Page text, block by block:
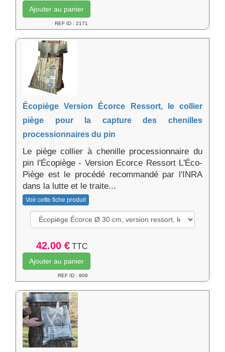
Ajouter au panier
REF ID : 2171
Écopiège Version Écorce Ressort, le collier
piège pour la capture des chenilles
processionnaires du pin
Le piège collier à chenille processionnaire du
pin l'Écopiège - Version Ecorce Ressort L'Éco-
Piège est le procédé recommandé par l'INRA
dans la lutte et le traite...
Voir cette fiche produit
42.00 € TTC
Ajouter au panier
REF ID : 908